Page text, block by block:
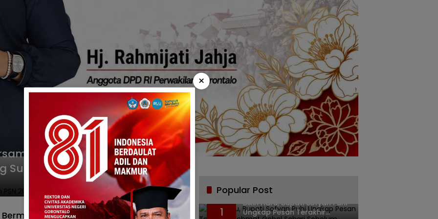
TKA dan PSN 2025
Sukses
Tanpa Hukuman, SMA Negeri
Popular Post
1
Bikin Haru, Bupati Sofyan Puhi
Ungkap Pesan Terakhir
×